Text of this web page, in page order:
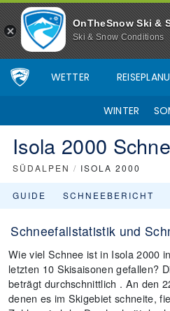
OnTheSnow Ski &
Ski & Snow Conditions
WETTER
WINTER
Isola 2000
SÜDALPEN / ISOLA 2000
GUIDE SCHNEEBERICHT
Schneefallstatistik und
Wie viel Schnee ist in Isola 2000
letzten 10 Skisaisonen gefallen?
beträgt durchschnittlich . An den
denen es im Skigebiet schneite,